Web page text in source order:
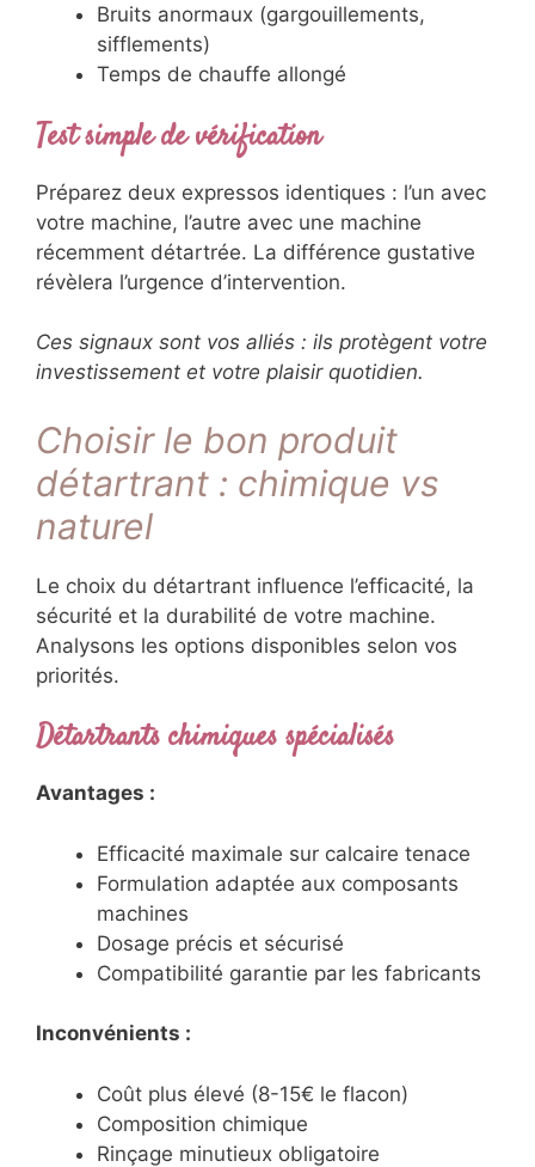
Bruits anormaux (gargouillements,
sifflements)
Temps de chauffe allongé
Test simple de vérification
Préparez deux expressos identiques : l’un avec
votre machine, l’autre avec une machine
récemment détartrée. La différence gustative
révèlera l’urgence d’intervention.
Ces signaux sont vos alliés : ils protègent votre
investissement et votre plaisir quotidien.
Choisir le bon produit
détartrant : chimique vs
naturel
Le choix du détartrant influence l’efficacité, la
sécurité et la durabilité de votre machine.
Analysons les options disponibles selon vos
priorités.
Détartrants chimiques spécialisés
Avantages :
Efficacité maximale sur calcaire tenace
Formulation adaptée aux composants
machines
Dosage précis et sécurisé
Compatibilité garantie par les fabricants
Inconvénients :
Coût plus élevé (8-15€ le flacon)
Composition chimique
Rinçage minutieux obligatoire